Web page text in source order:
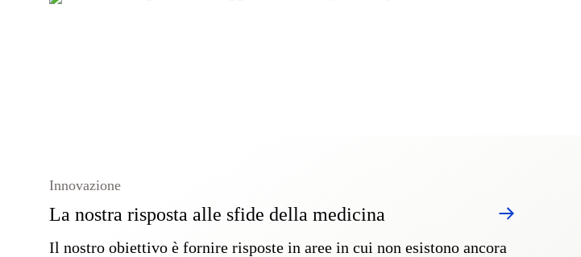
La nostra risposta alle sfide della medicina
Innovazione
Il nostro obiettivo è fornire risposte in aree in cui non esistono ancora